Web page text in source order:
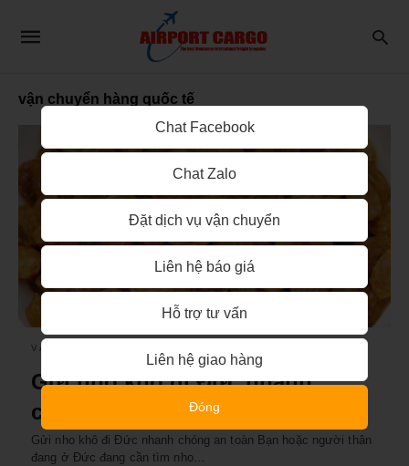
vận chuyển hàng quốc tế
VẬN CHUYỂN HÀNG KHÔNG QUỐC TẾ
Gửi nho khô đi Đức nhanh
chóng an toàn
Gửi nho khô đi Đức nhanh chóng an toàn Bạn hoặc người thân
đang ở Đức đang cần tìm nho…
Chat Facebook
Chat Zalo
Đặt dịch vụ vận chuyển
Liên hệ báo giá
Hỗ trợ tư vấn
Liên hệ giao hàng
Đóng